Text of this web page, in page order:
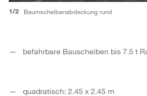
1/2 Baumscheibenabdeckung rund
befahrbare Bauscheiben bis 7.5 t
quadratisch: 2.45 x 2.45 m